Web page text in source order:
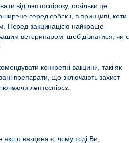
від лептоспірозу, оскільки це
серед собак і, в принципі, коти
Перед вакцинацією найкраще
ветеринаром, щоб дізнатися, чи є
конкретні вакцини, такі як
препарати, що включають захист
лептоспіроз.
якщо вакцина є, чому тоді Ви,